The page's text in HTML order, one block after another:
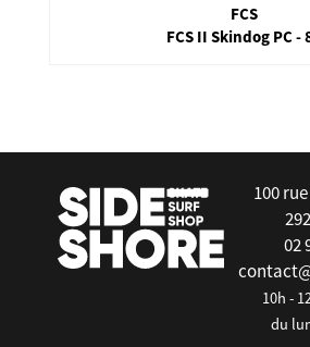
FCS
FCS II Skindog PC -
100
02
10h -
du